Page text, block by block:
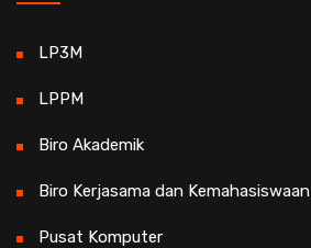
LP3M
LPPM
Biro Akademik
Biro Kerjasama dan Kemahasiswaan
Pusat Komputer